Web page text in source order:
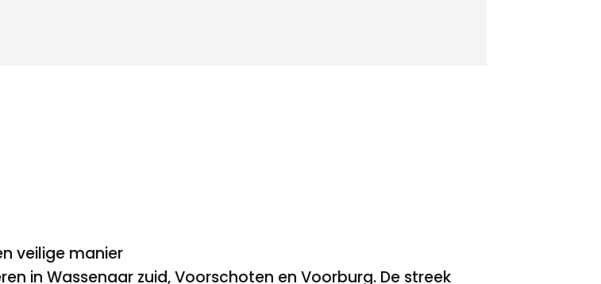
veilige manier
in Wassenaar zuid, Voorschoten en Voorburg. De streek